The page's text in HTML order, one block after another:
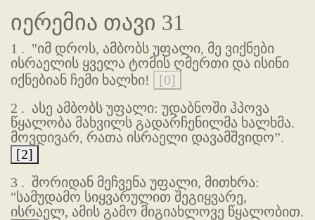
იერემია თავი 31
1 . "იმ დროს, ამბობს უფალი, მე ვიქნები
ისრაელის ყველა ტომის ღმერთი და ისინი
იქნებიან ჩემი ხალხი!
[0]
2 . ასე ამბობს უფალი: უდაბნოში ჰპოვა
წყალობა მახვილს გადარჩენილმა ხალხმა.
მოვდივარ, რათა ისრაელი დავამშვიდო”.
[2]
3 . შორიდან მეჩვენა უფალი, მითხრა:
"სამუდამო სიყვარულით შეგიყვარე,
ისრაელ, ამის გამო მიგიახლოვე წყალობით.